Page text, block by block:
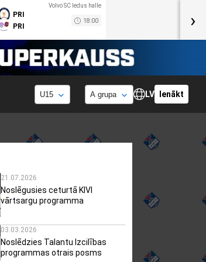
Volvo SC ledus halle
PRI
PRI
18:00 ›
LV Ienākt
21.07.2026
Noslēgusies ceturtā KIVI
vārtsargu programma
03.03.2026
Noslēdzies Talantu Izcilības
programmas otrais posms